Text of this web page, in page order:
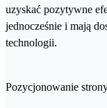
uzyskać pozytywne
jednocześnie i mają
technologii.
Pozycjonowanie